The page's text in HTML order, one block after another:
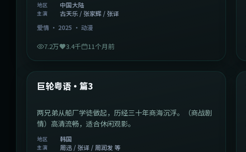
地区 中国大陆
主演
古天乐 / 张家辉 / 张译
爱情 · 2025 · 动漫
7.2万 3.4千 11个月前
最新
韩国
巨轮粤语·篇3
两兄弟从船厂学徒做起，历经三十年商海沉浮。（商战剧
情）高清流畅，适合休闲观影。
地区 韩国
主演
周迅 / 张译 / 周润发 等